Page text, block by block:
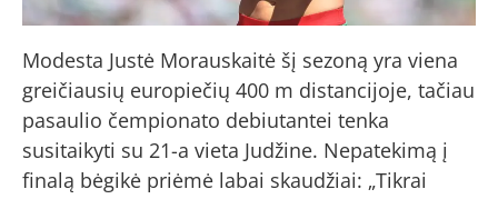
Modesta Justė Morauskaitė šį sezoną yra viena
greičiausių europiečių 400 m distancijoje, tačiau
pasaulio čempionato debiutantei tenka
susitaikyti su 21-a vieta Judžine. Nepatekimą į
finalą bėgikė priėmė labai skaudžiai: „Tikrai